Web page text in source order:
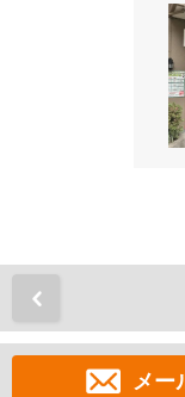
メー